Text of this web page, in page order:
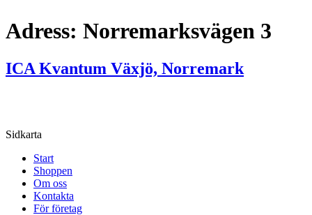
Adress: Norremarksvägen 3
ICA Kvantum Växjö, Norremark
Sidkarta
Start
Shoppen
Om oss
Kontakta
För företag